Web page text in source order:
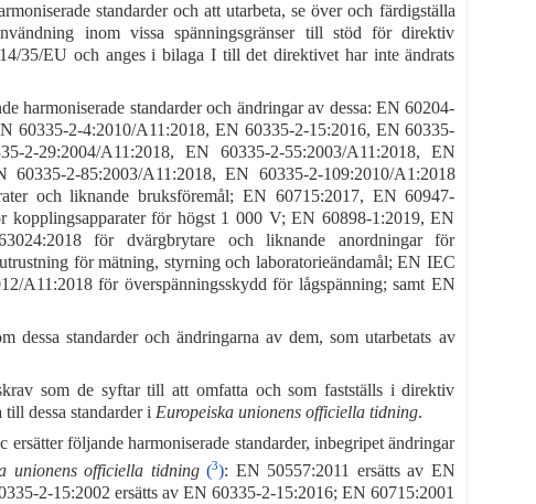
standarder och att utarbeta, se över och färdigställa
inom vissa spänningsgränser till stöd för direktiv
35/EU och anges i bilaga I till det direktivet har inte ändrats
harmoniserade standarder och ändringar av dessa: EN 60204-
60335-2-4:2010/A11:2018, EN 60335-2-15:2016, EN 60335-
2-29:2004/A11:2018, EN 60335-2-55:2003/A11:2018, EN
2-85:2003/A11:2018, EN 60335-2-109:2010/A1:2018
och liknande bruksföremål; EN 60715:2017, EN 60947-
för högst 1 000 V; EN 60898-1:2019, EN
för dvärgbrytare och liknande anordningar för
för mätning, styrning och laboratorieändamål; EN IEC
A11:2018 för överspänningsskydd för lågspänning; samt EN
dessa standarder och ändringarna av dem, som utarbetats av
som de syftar till att omfatta och som fastställs i direktiv
dessa standarder i Europeiska unionens officiella tidning.
följande harmoniserade standarder, inbegripet ändringar
unionens officiella tidning (3): EN 50557:2011 ersätts av EN
2-15:2002 ersätts av EN 60335-2-15:2016; EN 60715:2001